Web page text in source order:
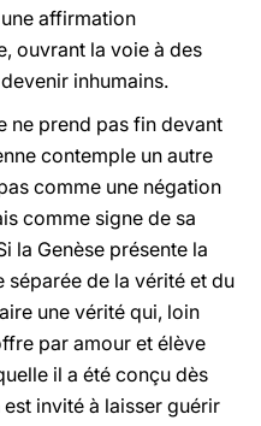
affirmation
ouvrant la voie à des
inhumains.
ne prend pas fin devant
contemple un autre
comme une négation
comme signe de sa
la Genèse présente la
séparée de la vérité et du
une vérité qui, loin
par amour et élève
il a été conçu dès
est invité à laisser guérir